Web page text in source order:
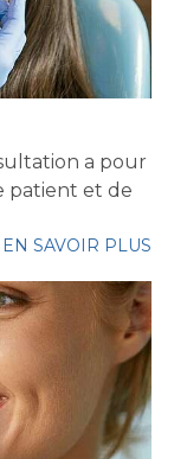
a pour
patient et de
EN SAVOIR PLUS